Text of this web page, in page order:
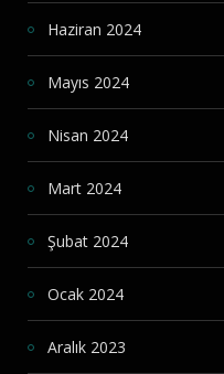
Haziran 2024
Mayıs 2024
Nisan 2024
Mart 2024
Şubat 2024
Ocak 2024
Aralık 2023